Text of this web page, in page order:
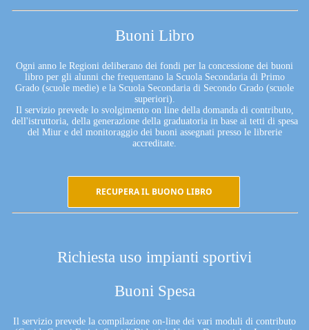
Buoni Libro
Ogni anno le Regioni deliberano dei fondi per la concessione dei buoni
libro per gli alunni che frequentano la Scuola Secondaria di Primo
Grado (scuole medie) e la Scuola Secondaria di Secondo Grado (scuole
superiori).
Il servizio prevede lo svolgimento on line della domanda di contributo,
dell'istruttoria, della generazione della graduatoria in base ai tetti di spesa
del Miur e del monitoraggio dei buoni assegnati presso le librerie
accreditate.
RECUPERA IL BUONO LIBRO
Richiesta uso impianti sportivi
Buoni Spesa
Il servizio prevede la compilazione on-line dei vari moduli di contributo